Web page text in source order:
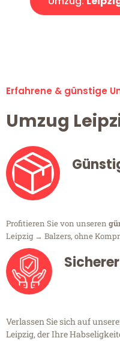
Erfahrene & günstige
Umzug
Profitieren Sie von unseren
Leipzig → Balzers, ohne
Verlassen Sie sich auf
Leipzig, der Ihre